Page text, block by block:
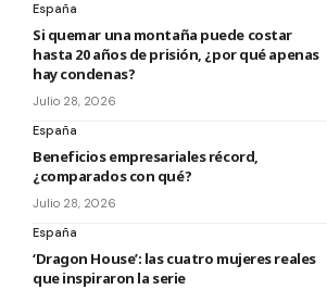
España
Si quemar una montaña puede costar
hasta 20 años de prisión, ¿por qué apenas
hay condenas?
Julio 28, 2026
España
Beneficios empresariales récord,
¿comparados con qué?
Julio 28, 2026
España
‘Dragon House’: las cuatro mujeres reales
que inspiraron la serie